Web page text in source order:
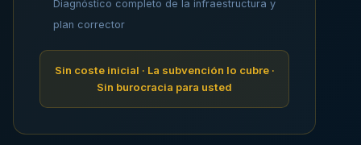
Diagnóstico completo de la infraestructura y
plan corrector
Sin coste inicial · La subvención lo cubre ·
Sin burocracia para usted